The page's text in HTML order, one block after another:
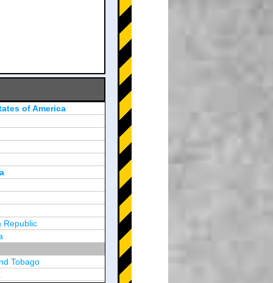
of America
Republic
Tobago